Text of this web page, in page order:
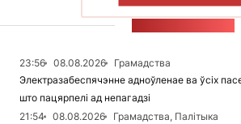
23:56 08.08.2026
Грамадства
Электразабеспячэнне адноўленае ва ўсіх
што пацярпелі ад непагадзі
21:54
08.08.2026 Грамадства, Палітыка